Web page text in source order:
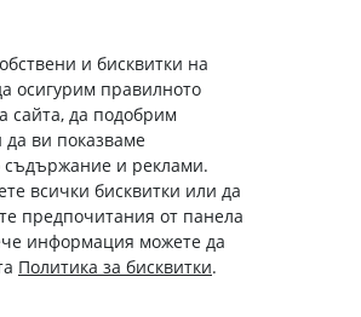
бюлетин
сПолитиката за лични данни.
от аптеки „Ванчева“
и бисквитки на
осигурим правилното
сайта, да подобрим
да ви показваме
съдържание и реклами.
всички бисквитки или да
предпочитания от панела
информация можете да
Политика за бисквитки.